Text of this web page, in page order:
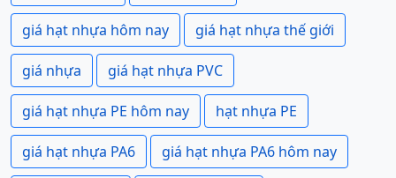
giá hạt nhựa hôm nay giá hạt nhựa thế giới
giá nhựa giá hạt nhựa PVC
giá hạt nhựa PE hôm nay hạt nhựa PE
giá hạt nhựa PA6 giá hạt nhựa PA6 hôm nay